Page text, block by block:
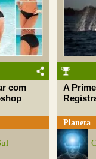
com
A
Planeta